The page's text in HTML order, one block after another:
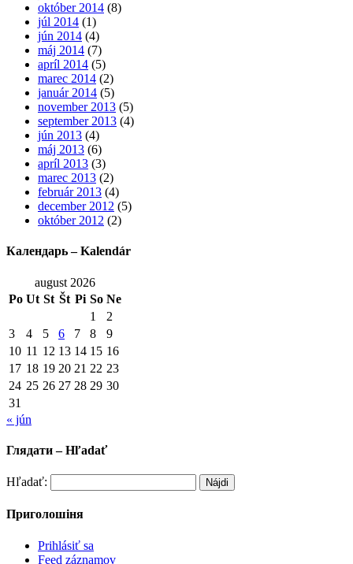
október 2014 (8)
júl 2014 (1)
jún 2014 (4)
máj 2014 (7)
apríl 2014 (5)
marec 2014 (2)
január 2014 (5)
november 2013 (5)
september 2013 (4)
jún 2013 (4)
máj 2013 (6)
apríl 2013 (3)
marec 2013 (2)
február 2013 (4)
december 2012 (5)
október 2012 (2)
Календарь – Kalendár
august 2026
Po Ut St Št Pi So Ne
1
2
3
4 5 6 7 8
9
10 11 12 13 14 15 16
17 18 19 20 21 22 23
24 25 26 27 28 29 30
31
« jún
Глядати – Hľadať
Hľadať:
Приголошіня
Prihlásiť sa
Feed záznamov